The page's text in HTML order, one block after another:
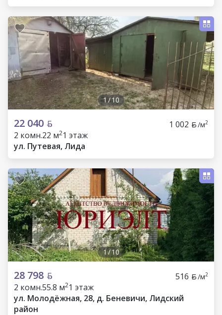
1 /10
22 040 1 002 /м2
2 комн.22 м21 этаж
ул. Путевая, Лида
1/10
28 798 516 /м2
2 комн.55.8 м21 этаж
ул. Молодёжная, 28, д. Беневичи, Лидский
район